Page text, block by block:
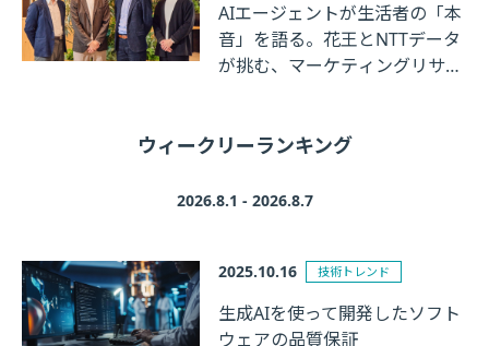
AIエージェントが生活者の「本
音」を語る。花王とNTTデータ
が挑む、マーケティングリサー
ウィークリーランキング
2026.8.1 - 2026.8.7
2025.10.16 技術トレンド
生成AIを使って開発したソフト
ウェアの品質保証